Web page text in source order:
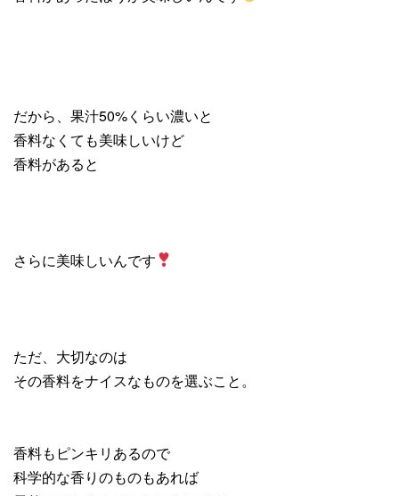
だから、果汁50%くらい濃いと
香料なくても美味しいけど
香料があると
さらに美味しいんです
ただ、大切なのは
その香料をナイスなものを選ぶこと。
香料もピンキリあるので
科学的な香りのものもあれば